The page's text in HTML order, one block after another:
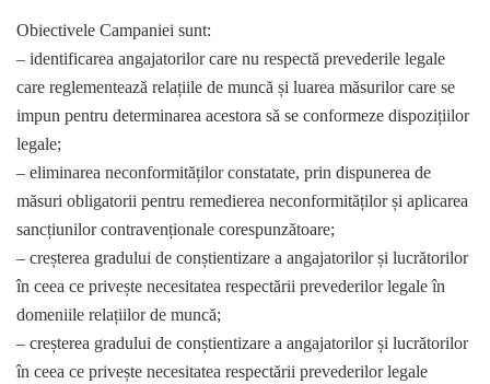
Obiectivele Campaniei sunt:
– identificarea angajatorilor care nu respectă prevederile legale
care reglementează relațiile de muncă și luarea măsurilor care se
impun pentru determinarea acestora să se conformeze dispozițiilor
legale;
– eliminarea neconformităților constatate, prin dispunerea de
măsuri obligatorii pentru remedierea neconformităților și aplicarea
sancțiunilor contravenționale corespunzătoare;
– creșterea gradului de conștientizare a angajatorilor și lucrătorilor
în ceea ce privește necesitatea respectării prevederilor legale în
domeniile relațiilor de muncă;
– creșterea gradului de conștientizare a angajatorilor și lucrătorilor
în ceea ce privește necesitatea respectării prevederilor legale